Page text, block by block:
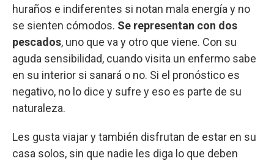
huraños e indiferentes si notan mala energía y no
se sienten cómodos. Se representan con dos
pescados, uno que va y otro que viene. Con su
aguda sensibilidad, cuando visita un enfermo sabe
en su interior si sanará o no. Si el pronóstico es
negativo, no lo dice y sufre y eso es parte de su
naturaleza.
Les gusta viajar y también disfrutan de estar en su
casa solos, sin que nadie les diga lo que deben